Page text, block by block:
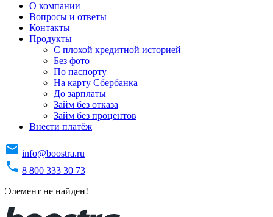
О компании
Вопросы и ответы
Контакты
Продукты
C плохой кредитной историей
Без фото
По паспорту
На карту Сбербанка
До зарплаты
Займ без отказа
Займ без процентов
Внести платёж
info@boostra.ru
8 800 333 30 73
Элемент не найден!